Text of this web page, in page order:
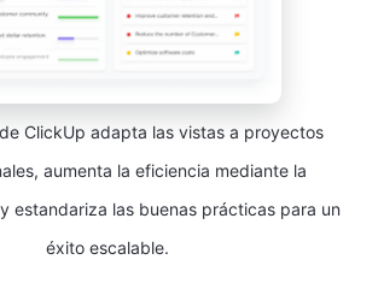
de ClickUp adapta las vistas a proyectos
aumenta la eficiencia mediante la
estandariza las buenas prácticas para un
éxito escalable.